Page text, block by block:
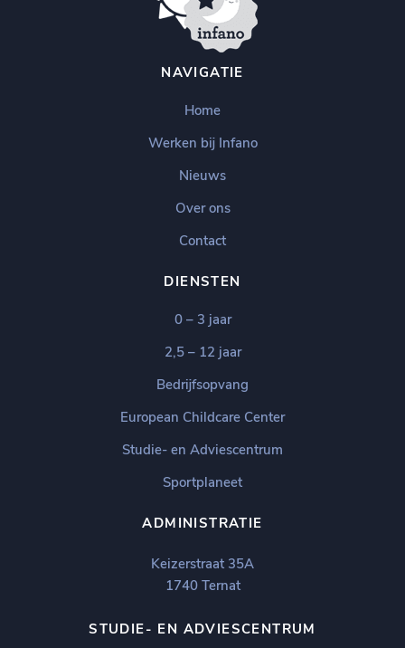
NAVIGATIE
Home
Werken bij Infano
Nieuws
Over ons
Contact
DIENSTEN
0 – 3 jaar
2,5 – 12 jaar
Bedrijfsopvang
European Childcare Center
Studie- en Adviescentrum
Sportplaneet
ADMINISTRATIE
Keizerstraat 35A
1740 Ternat
STUDIE- EN ADVIESCENTRUM